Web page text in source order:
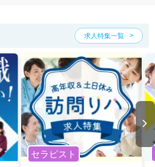
求人特集一覧
セラピスト